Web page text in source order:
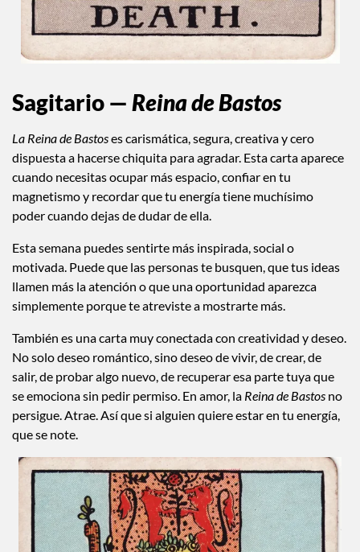
Sagitario — Reina de Bastos
La Reina de Bastoses carismática, segura, creativa y cero
dispuesta a hacerse chiquita para agradar. Esta carta aparece
cuando necesitas ocupar más espacio, confiar en tu
magnetismo y recordar que tu energía tiene muchísimo
poder cuando dejas de dudar de ella.
Esta semana puedes sentirte más inspirada, social o
motivada. Puede que las personas te busquen, que tus ideas
llamen más la atención o que una oportunidad aparezca
simplemente porque te atreviste a mostrarte más.
También es una carta muy conectada con creatividad y deseo.
No solo deseo romántico, sino deseo de vivir, de crear, de
salir, de probar algo nuevo, de recuperar esa parte tuya que
se emociona sin pedir permiso. En amor, la Reina de Bastos no
persigue. Atrae. Así que si alguien quiere estar en tu energía,
que se note.